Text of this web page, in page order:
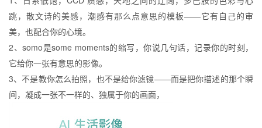
跳，散文诗的美感，潮感有那么点意思的模板——它有自己的审
美，也配合你的心境。
2、somo是some moments的缩写，你说几句话，记录你的时刻，
它给你一张有意思的影像。
3、不是教你怎么拍照，也不是给你滤镜——而是把你描述的那个瞬
间，凝成一张不一样的、独属于你的画面，